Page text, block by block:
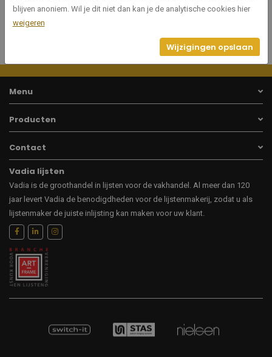
Menu
Producten
Contact
Vadia lijsten
Vadia is de groothandel in lijsten voor de vakhandel. Al meer dan 120
jaar levert Vadia de benodigdheden voor de lijstenmakerij, zodat u als
lijstenmaker de juiste inlijsting kan maken voor uw klant.
blijven anoniem. Wil je dit niet dan kan je de analytische cookies hier
weigeren
Wijzigingen opslaan